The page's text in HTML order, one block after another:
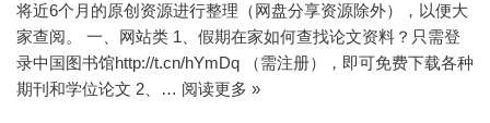
将近6个月的原创资源进行整理（网盘分享资源除外），以便大
家查阅。 一、网站类 1、假期在家如何查找论文资料？只需登
录中国图书馆http://t.cn/hYmDq （需注册），即可免费下载各种
期刊和学位论文 2、… 阅读更多 »